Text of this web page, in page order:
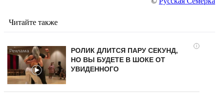
Читайте также
i
РОЛИК ДЛИТСЯ ПАРУ СЕКУНД,
НО ВЫ БУДЕТЕ В ШОКЕ ОТ
УВИДЕННОГО